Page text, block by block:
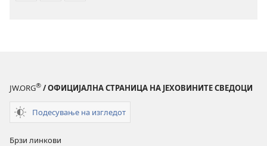
JW.ORG® / ОФИЦИЈАЛНА СТРАНИЦА НА ЈЕХОВИНИТЕ СВЕДОЦИ
Подесување на изгледот
Брзи линкови